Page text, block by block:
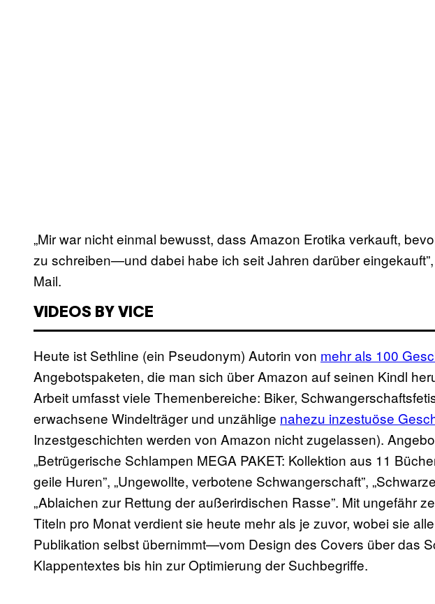
„Mir war nicht einmal bewusst, dass Amazon Erotika verkauft,
zu schreiben—und dabei habe ich seit Jahren darüber
Mail.
VIDEOS BY VICE
Heute ist Sethline (ein Pseudonym) Autorin von mehr als 100
Angebotspaketen, die man sich über Amazon auf seinen Kindl
Arbeit umfasst viele Themenbereiche: Biker,
erwachsene Windelträger und unzählige nahezu inzestuöse
Inzestgeschichten werden von Amazon nicht zugelassen).
„Betrügerische Schlampen MEGA PAKET: Kollektion aus 11
geile Huren”, „Ungewollte, verbotene Schwangerschaft”,
„Ablaichen zur Rettung der außerirdischen Rasse”. Mit ungefähr
Titeln pro Monat verdient sie heute mehr als je zuvor, wobei sie
Publikation selbst übernimmt—vom Design des Covers über das
Klappentextes bis hin zur Optimierung der Suchbegriffe.